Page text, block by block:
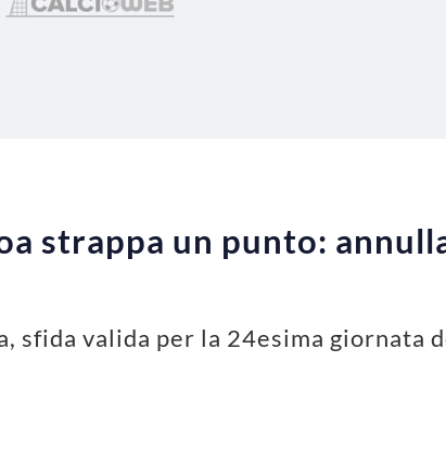
strappa un punto:
sfida valida per la 24esima giornata